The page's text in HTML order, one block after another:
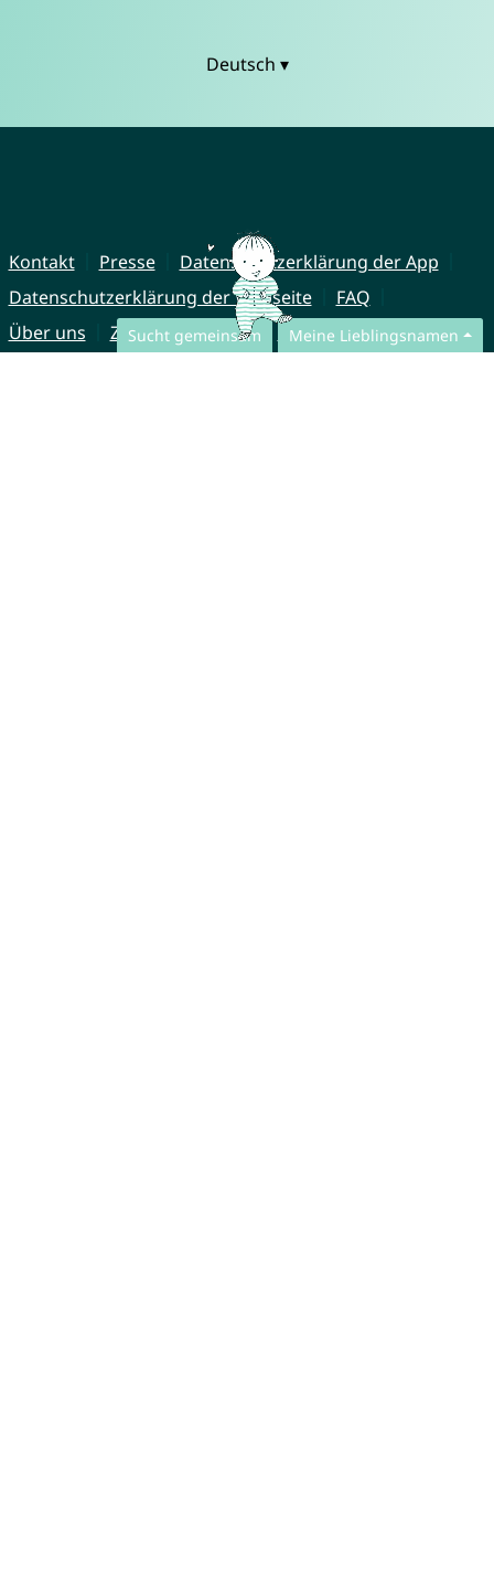
Sucht gemeinsam Meine Lieblingsnamen
Deutsch ▾
Kontakt Presse
Datenschutzerklärung der App
Datenschutzerklärung der Webseite
FAQ
Über uns
Zusammenarbeit Impressum